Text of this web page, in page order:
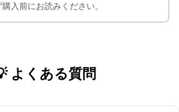
購入前にお読みください。
よくある質問